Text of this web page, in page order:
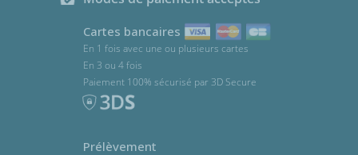
Cartes bancaires
En 1 fois avec une ou plusieurs cartes
En 3 ou 4 fois
Paiement 100% sécurisé par 3D Secure
Prélèvement